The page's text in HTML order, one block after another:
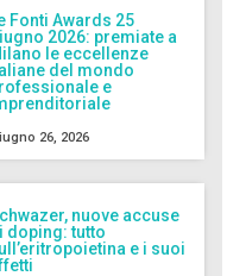
Fonti Awards 25
2026: premiate a
le eccellenze
del mondo
e
26, 2026
nuove accuse
doping: tutto
e i suoi